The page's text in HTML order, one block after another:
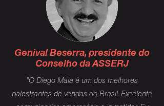
Genival Beserra, presidente do
Conselho da ASSERJ
"O Diego Maia é um dos melhores
palestrantes de vendas do Brasil. Excelente